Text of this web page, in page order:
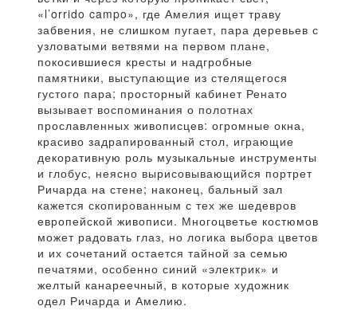
«l’orrido campo», где Амелия ищет траву
забвения, не слишком пугает, пара деревьев с
узловатыми ветвями на первом плане,
покосившиеся кресты и надгробные
памятники, выступающие из стелящегося
густого пара; просторный кабинет Ренато
вызывает воспоминания о полотнах
прославленных живописцев: огромные окна,
красиво задрапированный стол, играющие
декоративную роль музыкальные инструменты
и глобус, неясно вырисовывающийся портрет
Ричарда на стене; наконец, бальный зал
кажется скопированным с тех же шедевров
европейской живописи. Многоцветье костюмов
может радовать глаз, но логика выбора цветов
и их сочетаний остается тайной за семью
печатями, особенно синий «электрик» и
желтый канареечный, в которые художник
одел Ричарда и Амелию.